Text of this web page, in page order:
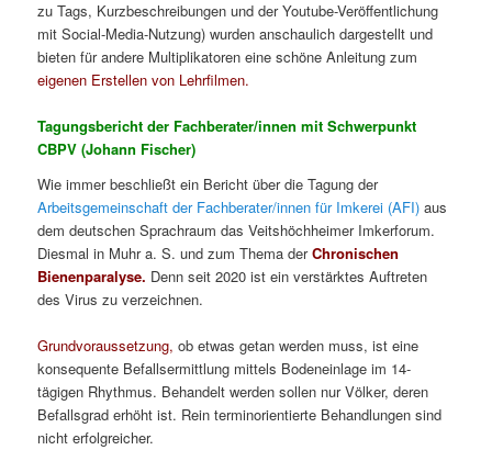
zu Tags, Kurzbeschreibungen und der Youtube-Veröffentlichung
mit Social-Media-Nutzung) wurden anschaulich dargestellt und
bieten für andere Multiplikatoren eine schöne Anleitung zum
eigenen Erstellen von Lehrfilmen.
Tagungsbericht der Fachberater/innen mit Schwerpunkt
CBPV (Johann Fischer)
Wie immer beschließt ein Bericht über die Tagung der
Arbeitsgemeinschaft der Fachberater/innen für Imkerei (AFI) aus
dem deutschen Sprachraum das Veitshöchheimer Imkerforum.
Diesmal in Muhr a. S. und zum Thema derChronischen
Bienenparalyse. Denn seit 2020 ist ein verstärktes Auftreten
des Virus zu verzeichnen.
Grundvoraussetzung, ob etwas getan werden muss, ist eine
konsequente Befallsermittlung mittels Bodeneinlage im 14-
tägigen Rhythmus. Behandelt werden sollen nur Völker, deren
Befallsgrad erhöht ist. Rein terminorientierte Behandlungen sind
nicht erfolgreicher.